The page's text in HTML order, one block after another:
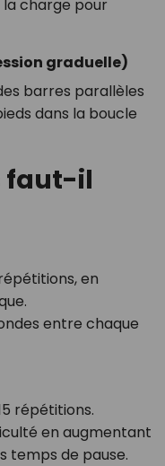
charge pour
graduelle)
barres parallèles
dans la boucle
faut-il
en
entre chaque
répétitions.
en augmentant
temps de pause.